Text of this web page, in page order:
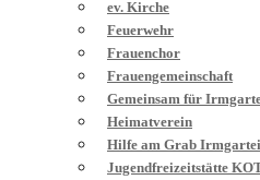
ev. Kirche
Feuerwehr
Frauenchor
Frauengemeinschaft
Gemeinsam für
Heimatverein
Hilfe am Grab
Jugendfreizeitstätte